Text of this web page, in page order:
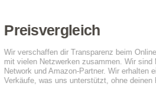
Preisvergleich
Wir verschaffen dir Transparenz beim
mit vielen Netzwerken zusammen. Wir sind
Network und Amazon-Partner. Wir erhalten
Verkäufe, was uns unterstützt, ohne